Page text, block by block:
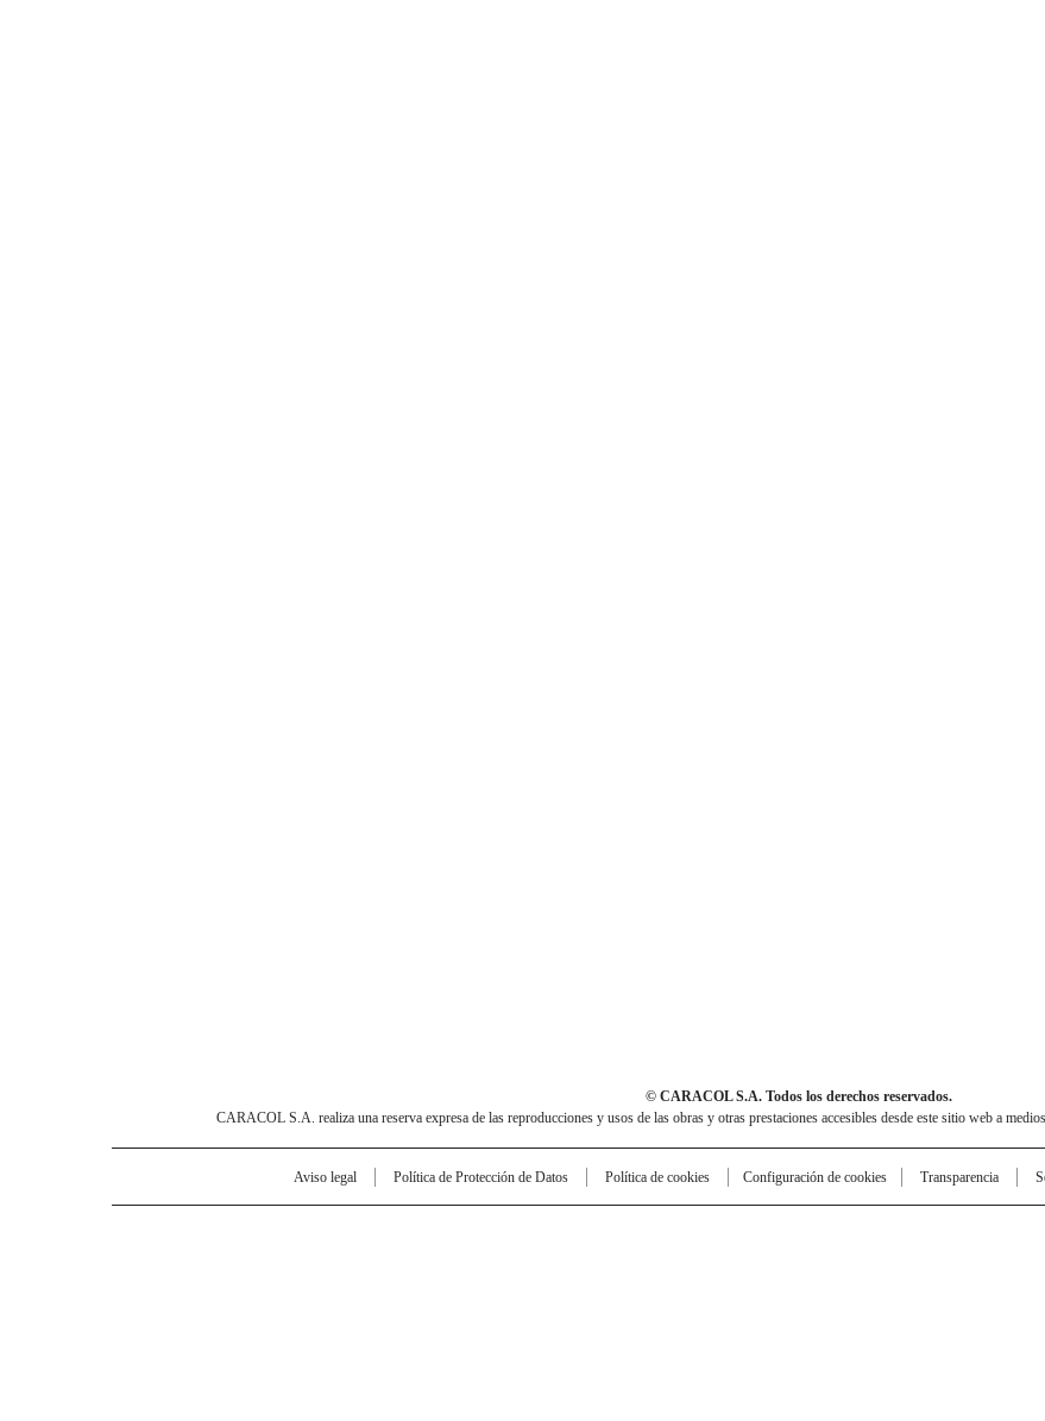
© CARACOL S.A. Todos los derechos reservados.
CARACOL S.A. realiza una reserva expresa de las reproducciones y usos de las obras y otras prestaciones accesibles desde este sitio web a
Aviso legal Política de Protección de Datos Política de cookies Configuración de cookies Transparencia